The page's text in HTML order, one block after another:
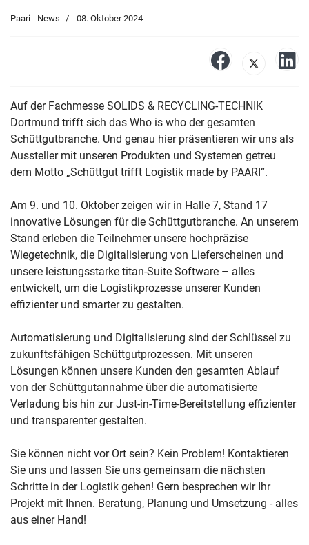
Paari - News 08. Oktober 2024
Auf der Fachmesse SOLIDS & RECYCLING-TECHNIK
Dortmund trifft sich das Who is who der gesamten
Schüttgutbranche. Und genau hier präsentieren wir uns als
Aussteller mit unseren Produkten und Systemen getreu
dem Motto „Schüttgut trifft Logistik made by PAARI“.
Am 9. und 10. Oktober zeigen wir in Halle 7, Stand 17
innovative Lösungen für die Schüttgutbranche. An unserem
Stand erleben die Teilnehmer unsere hochpräzise
Wiegetechnik, die Digitalisierung von Lieferscheinen und
unsere leistungsstarke titan-Suite Software – alles
entwickelt, um die Logistikprozesse unserer Kunden
effizienter und smarter zu gestalten.
Automatisierung und Digitalisierung sind der Schlüssel zu
zukunftsfähigen Schüttgutprozessen. Mit unseren
Lösungen können unsere Kunden den gesamten Ablauf
von der Schüttgutannahme über die automatisierte
Verladung bis hin zur Just-in-Time-Bereitstellung effizienter
und transparenter gestalten.
Sie können nicht vor Ort sein? Kein Problem! Kontaktieren
Sie uns und lassen Sie uns gemeinsam die nächsten
Schritte in der Logistik gehen! Gern besprechen wir Ihr
Projekt mit Ihnen. Beratung, Planung und Umsetzung - alles
aus einer Hand!